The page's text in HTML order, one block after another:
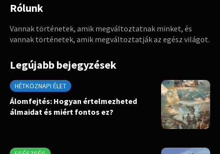
Rólunk
Vannak történetek, amik megváltoztatnak minket, és
vannak történetek, amik megváltoztatják az egész világot.
Legújabb bejegyzések
HÉTKÖZNAPI ÉLET
Álomfejtés: Hogyan értelmezheted
álmaidat és miért fontos ez?